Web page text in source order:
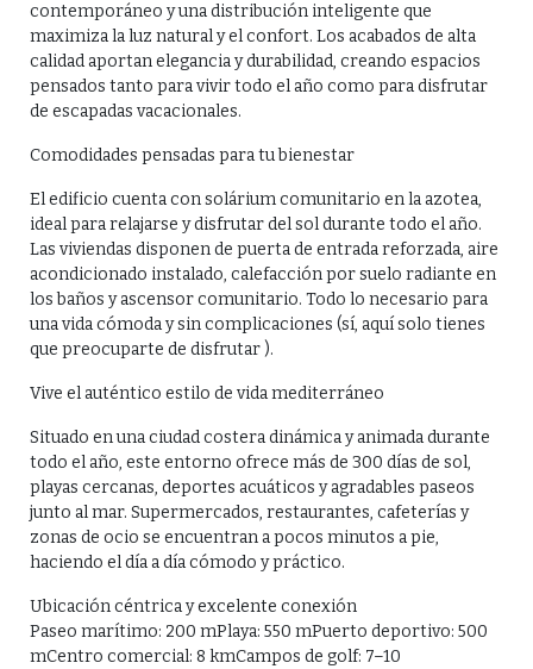
contemporáneo y una distribución inteligente que
maximiza la luz natural y el confort. Los acabados de alta
calidad aportan elegancia y durabilidad, creando espacios
pensados tanto para vivir todo el año como para disfrutar
de escapadas vacacionales.
Comodidades pensadas para tu bienestar
El edificio cuenta con solárium comunitario en la azotea,
ideal para relajarse y disfrutar del sol durante todo el año.
Las viviendas disponen de puerta de entrada reforzada, aire
acondicionado instalado, calefacción por suelo radiante en
los baños y ascensor comunitario. Todo lo necesario para
una vida cómoda y sin complicaciones (sí, aquí solo tienes
que preocuparte de disfrutar ).
Vive el auténtico estilo de vida mediterráneo
Situado en una ciudad costera dinámica y animada durante
todo el año, este entorno ofrece más de 300 días de sol,
playas cercanas, deportes acuáticos y agradables paseos
junto al mar. Supermercados, restaurantes, cafeterías y
zonas de ocio se encuentran a pocos minutos a pie,
haciendo el día a día cómodo y práctico.
Ubicación céntrica y excelente conexión
Paseo marítimo: 200 mPlaya: 550 mPuerto deportivo: 500
mCentro comercial: 8 kmCampos de golf: 7–10